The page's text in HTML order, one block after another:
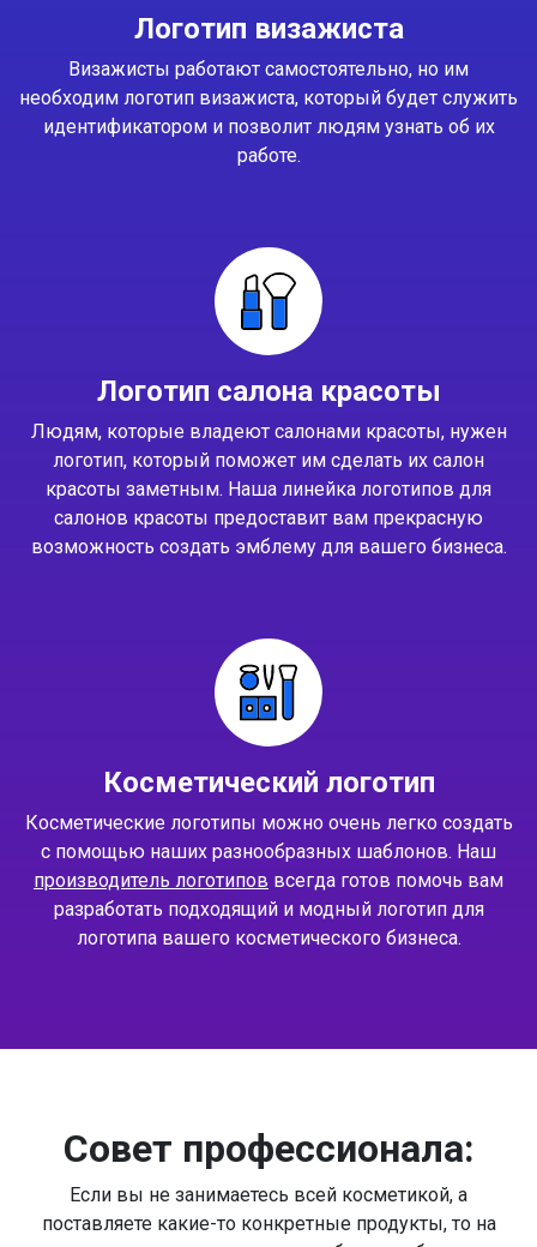
Логотип визажиста
Визажисты работают самостоятельно, но им
необходим логотип визажиста, который будет служить
идентификатором и позволит людям узнать об их
работе.
Логотип салона красоты
Людям, которые владеют салонами красоты, нужен
логотип, который поможет им сделать их салон
красоты заметным. Наша линейка логотипов для
салонов красоты предоставит вам прекрасную
возможность создать эмблему для вашего бизнеса.
Косметический логотип
Косметические логотипы можно очень легко создать
с помощью наших разнообразных шаблонов. Наш
производитель логотипов всегда готов помочь вам
разработать подходящий и модный логотип для
логотипа вашего косметического бизнеса.
Совет профессионала:
Если вы не занимаетесь всей косметикой, а
поставляете какие-то конкретные продукты, то на